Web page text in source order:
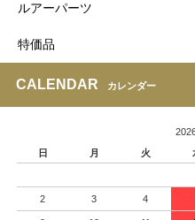
ルアーパーツ
特価品
CALENDAR カレンダー
日
月 火
2 3 4